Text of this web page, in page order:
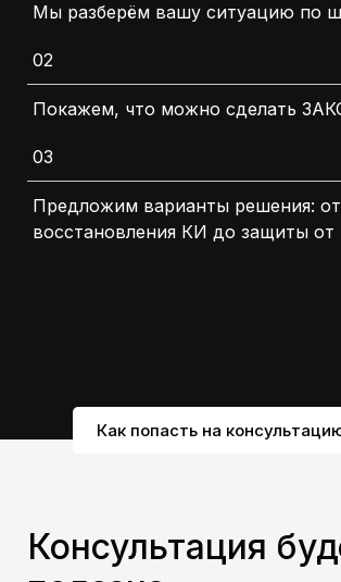
Мы разберём вашу ситуацию по
02
Покажем, что можно сделать
03
Предложим варианты решения: от
восстановления КИ до защиты от
Как попасть на
Консультация